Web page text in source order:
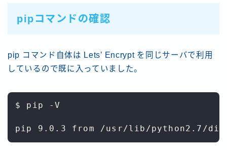
pipコマンドの確認
pip コマンド自体は Lets’ Encrypt を同じサーバで利用
しているので既に入っていました。
$ pip -V